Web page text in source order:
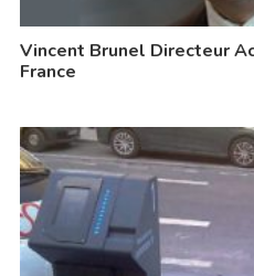
Vincent Brunel Directeur
France